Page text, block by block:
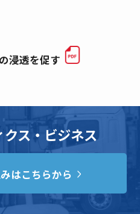
浸透を促す
ス・ビジネス
はこちらから